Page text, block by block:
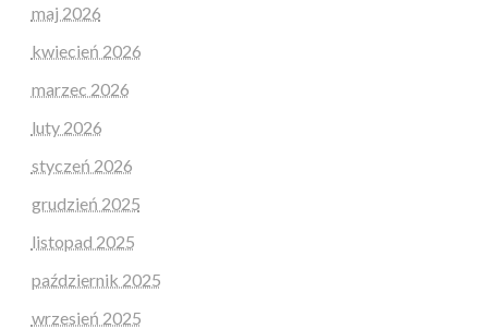
maj 2026
kwiecień 2026
marzec 2026
luty 2026
styczeń 2026
grudzień 2025
listopad 2025
październik 2025
wrzesień 2025